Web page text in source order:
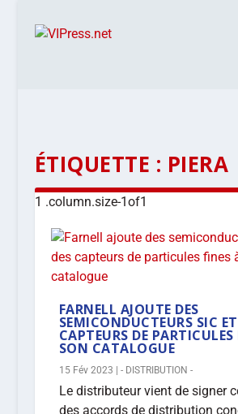
ÉTIQUETTE : PIERA
FARNELL AJOUTE DES
SEMICONDUCTEURS SIC
CAPTEURS DE PARTICULES
SON CATALOGUE
15 Fév 2023 - DISTRIBUTION -
Le distributeur vient de signer
des accords de distribution